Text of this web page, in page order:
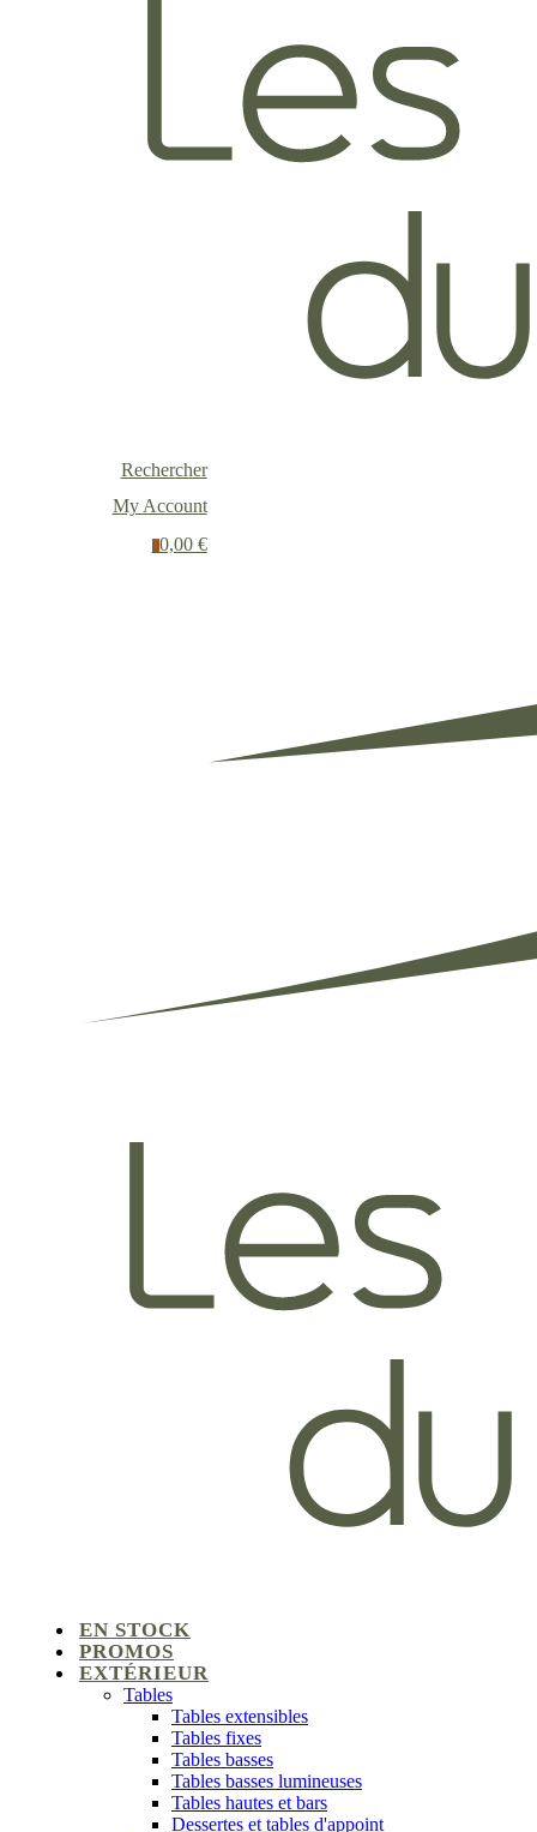
Rechercher
My Account
00,00 €
EN STOCK
PROMOS
EXTÉRIEUR
Tables
Tables extensibles
Tables fixes
Tables basses
Tables basses lumineuses
Tables hautes et bars
Dessertes et tables d'appoint